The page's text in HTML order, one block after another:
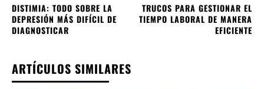
DISTIMIA: TODO SOBRE LA
DEPRESIÓN MÁS DIFÍCIL DE
DIAGNOSTICAR
TRUCOS PARA GESTIONAR EL
TIEMPO LABORAL DE MANERA
EFICIENTE
ARTÍCULOS SIMILARES